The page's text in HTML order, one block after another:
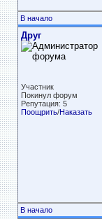
В начало
Друг
Участник
Покинул форум
Репутация: 5
Поощрить/Наказать
В начало